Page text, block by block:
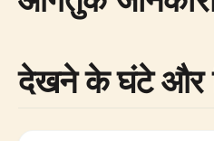
देखने के घंटे और